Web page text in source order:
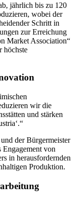
jährlich bis zu 120
wobei der
Schritt in
zur Erreichung
Market Association“
höchste
wir die
und stärken
der Bürgermeister
von
in herausfordernden
Produktion.